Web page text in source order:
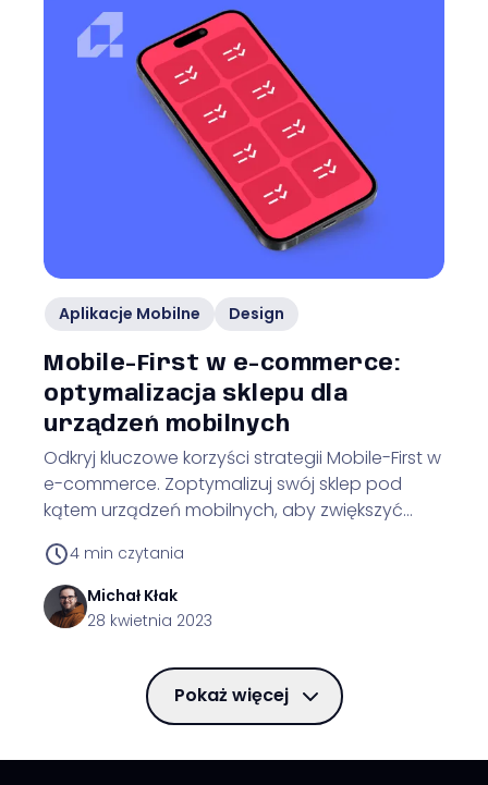
Aplikacje Mobilne Design
Mobile-First w e-commerce:
optymalizacja sklepu dla
urządzeń mobilnych
Odkryj kluczowe korzyści strategii Mobile-First w
e-commerce. Zoptymalizuj swój sklep pod
kątem urządzeń mobilnych, aby zwiększyć
konkurencją.
4 min czytania
Michał Kłak
28 kwietnia 2023
Pokaż więcej